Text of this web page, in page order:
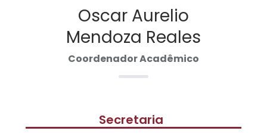
Oscar Aurelio
Mendoza Reales
Coordenador Acadêmico
Secretaria